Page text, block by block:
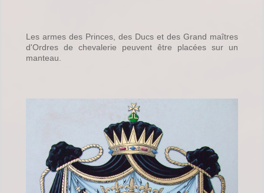
Les armes des Princes, des Ducs et des Grand maîtres
d'Ordres de chevalerie peuvent être placées sur un
manteau.